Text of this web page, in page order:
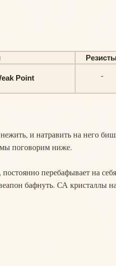
Point -
и натравить на него
поговорим ниже.
перебафывает на себя
бафнуть. СА кристаллы